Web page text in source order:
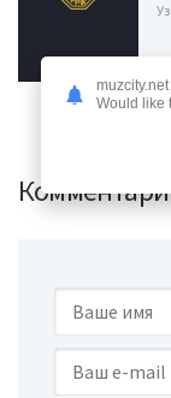
muzcity.net
Would like